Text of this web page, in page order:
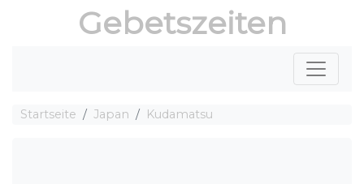
Gebetszeiten
Startseite Japan Kudamatsu